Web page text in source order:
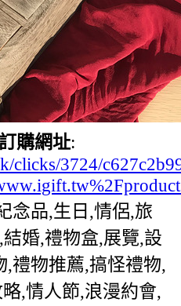
購網址:
clicks/3724/
念品,生日,情侶,旅
婚,禮物盒,展覽,設
禮物推薦,搞怪禮物,
,情人節,浪漫約會,